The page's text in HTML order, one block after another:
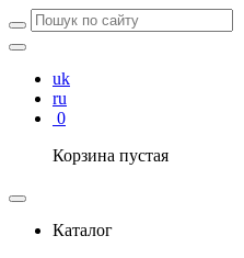
uk
ru
0
Корзина пустая
Каталог